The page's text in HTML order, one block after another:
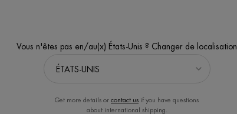
Vous n'êtes pas en/au(x) États-Unis ? Changer de localisation
Get more details or contact us if you have questions
about international shipping.